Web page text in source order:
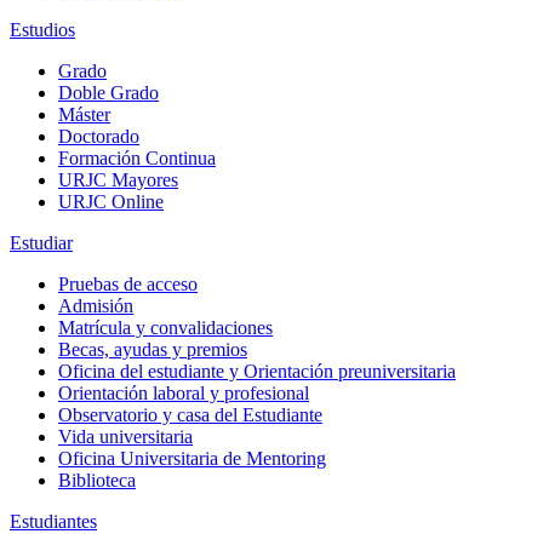
Estudios
Grado
Doble Grado
Máster
Doctorado
Formación Continua
URJC Mayores
URJC Online
Estudiar
Pruebas de acceso
Admisión
Matrícula y convalidaciones
Becas, ayudas y premios
Oficina del estudiante y Orientación preuniversitaria
Orientación laboral y profesional
Observatorio y casa del Estudiante
Vida universitaria
Oficina Universitaria de Mentoring
Biblioteca
Estudiantes